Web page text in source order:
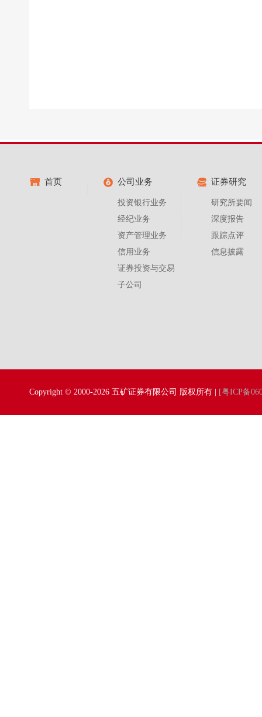
首页 公司业务
投资银行业务
经纪业务
资产管理业务
信用业务
证券投资与交易
子公司
证券研究
研究所要闻
深度报告
跟踪点评
信息披露
Copyright © 2000-2026 五矿证券有限公司 版权所有 | [粤ICP备